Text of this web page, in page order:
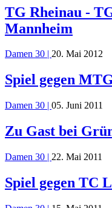
TG Rheinau -
Mannheim
Damen 30 | 20. Mai 2012
Spiel gegen
Damen 30 | 05. Juni 2011
Zu Gast bei
Damen 30 | 22. Mai 2011
Spiel gegen TC